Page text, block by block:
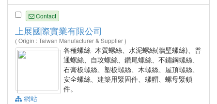
Contact
上展國際實業有限公司
( Origin : Taiwan Manufacturer & Supplier )
各種螺絲- 木質螺絲、水泥螺絲(牆壁螺絲)、普
通螺絲、自攻螺絲、鑽尾螺絲、不鏽鋼螺絲、
石膏板螺絲、塑板螺絲、木螺絲、屋頂螺絲、
安全螺絲、建築用緊固件、螺帽、螺母緊鎖
件。
網站